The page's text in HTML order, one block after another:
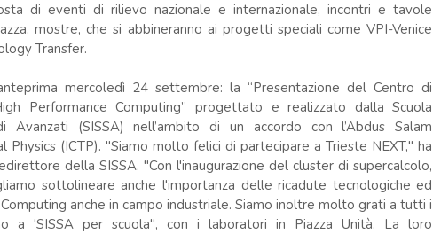
di eventi di rilievo nazionale e internazionale, incontri e tavole
mostre, che si abbineranno ai progetti speciali come VPI-Venice
Transfer.
mercoledì 24 settembre: la “Presentazione del Centro di
Performance Computing” progettato e realizzato dalla Scuola
Avanzati (SISSA) nell’ambito di un accordo con l’Abdus Salam
Physics (ICTP). "Siamo molto felici di partecipare a Trieste NEXT," ha
della SISSA. "Con l'inaugurazione del cluster di supercalcolo,
sottolineare anche l'importanza delle ricadute tecnologiche ed
anche in campo industriale. Siamo inoltre molto grati a tutti i
a 'SISSA per scuola", con i laboratori in Piazza Unità. La loro